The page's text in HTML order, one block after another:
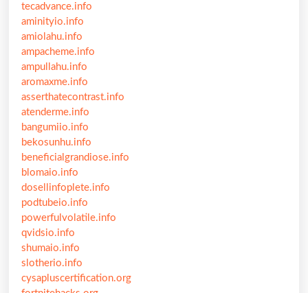
tecadvance.info
aminityio.info
amiolahu.info
ampacheme.info
ampullahu.info
aromaxme.info
asserthatecontrast.info
atenderme.info
bangumiio.info
bekosunhu.info
beneficialgrandiose.info
blomaio.info
dosellinfoplete.info
podtubeio.info
powerfulvolatile.info
qvidsio.info
shumaio.info
slotherio.info
cysapluscertification.org